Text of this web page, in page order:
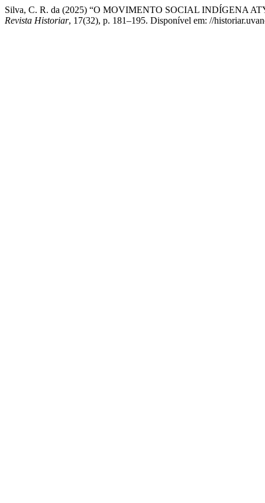
Silva, C. R. da (2025) “O MOVIMENTO SOCIAL INDÍGENA
Revista Historiar, 17(32), p. 181–195. Disponível em: //